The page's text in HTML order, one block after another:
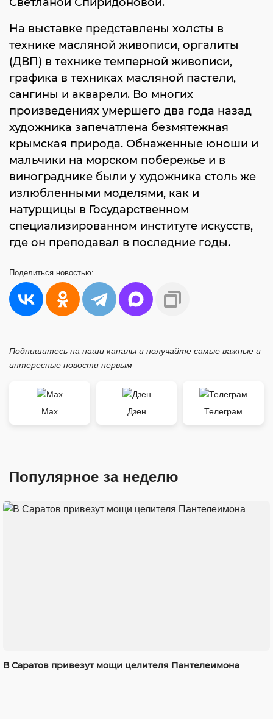
На выставке представлены холсты в
технике масляной живописи, оргалиты
(ДВП) в технике темперной живописи,
графика в техниках масляной пастели,
сангины и акварели. Во многих
произведениях умершего два года назад
художника запечатлена безмятежная
крымская природа. Обнаженные юноши и
мальчики на морском побережье и в
винограднике были у художника столь же
излюбленными моделями, как и
натурщицы в Государственном
специализированном институте искусств,
где он преподавал в последние годы.
Поделиться новостью:
Подпишитесь на наши каналы и получайте самые важные и
интересные новости первым
Max Дзен Телеграм
Популярное за неделю
В Саратов привезут мощи целителя Пантелеимона